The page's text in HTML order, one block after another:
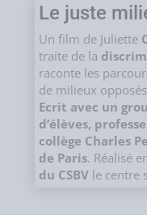
Le juste
Un film de Juliette
traite de la
raconte les
de milieux
Ecrit avec un
d’élèves,
collège Charles
de Paris. Réalisé
du CSBV le centre